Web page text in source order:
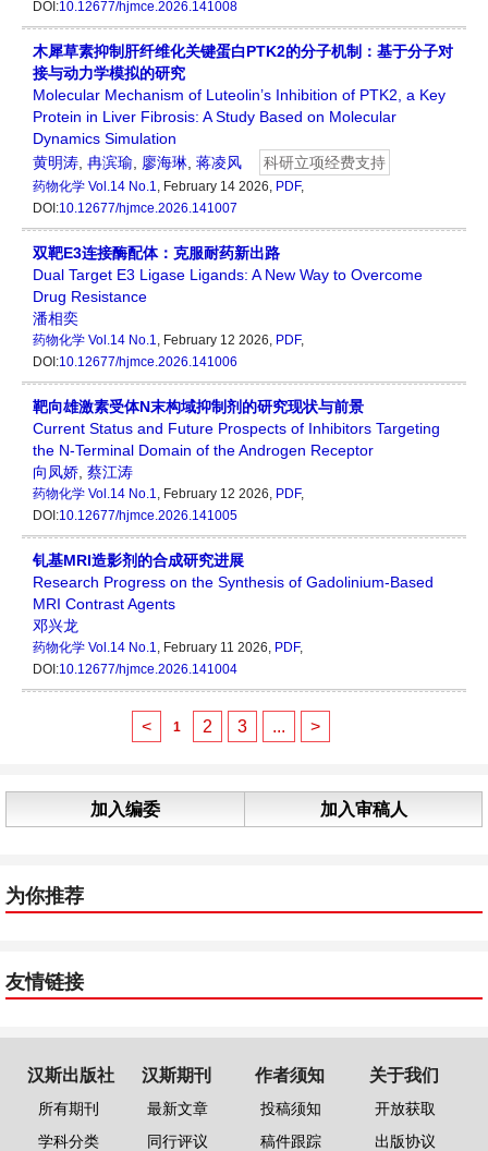
DOI:10.12677/hjmce.2026.141008
木犀草素抑制肝纤维化关键蛋白PTK2的分子机制：基于分子对
接与动力学模拟的研究
Molecular Mechanism of Luteolin’s Inhibition of PTK2, a Key
Protein in Liver Fibrosis: A Study Based on Molecular
Dynamics Simulation
黄明涛 冉滨瑜 廖海琳 蒋凌风 科研立项经费支持
药物化学 Vol.14 No.1, February 14 2026, PDF,
DOI:10.12677/hjmce.2026.141007
双靶E3连接酶配体：克服耐药新出路
Dual Target E3 Ligase Ligands: A New Way to Overcome
Drug Resistance
潘相奕
药物化学 Vol.14 No.1, February 12 2026, PDF,
DOI:10.12677/hjmce.2026.141006
靶向雄激素受体N末构域抑制剂的研究现状与前景
Current Status and Future Prospects of Inhibitors Targeting
the N-Terminal Domain of the Androgen Receptor
向凤娇 蔡江涛
药物化学 Vol.14 No.1, February 12 2026, PDF,
DOI:10.12677/hjmce.2026.141005
钆基MRI造影剂的合成研究进展
Research Progress on the Synthesis of Gadolinium-Based
MRI Contrast Agents
邓兴龙
药物化学 Vol.14 No.1, February 11 2026, PDF,
DOI:10.12677/hjmce.2026.141004
< 1 2 3 ... >
加入编委 加入审稿人
为你推荐
友情链接
汉斯出版社
所有期刊
学科分类
汉斯期刊
最新文章
同行评议
作者须知
投稿须知
稿件跟踪
关于我们
开放获取
出版协议